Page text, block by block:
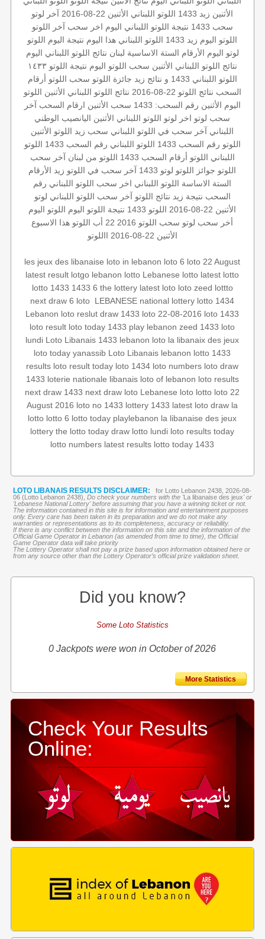
الأثنين زيد 1433 اللوتو اللبناني الأثنين 22-08-2016
آخر لوتو
سحب 1433
نتيجة اللوتو اللبناني اليوم اخر سحب آخر اللوتو
اللوتو اليوم زيد 1433
اللوتو اللبناني هذا اليوم نتيجة اليوم اللوتو
لوتو اليوم الأرقام الستة الاساسية لبنان نتائج اللوتو اللبناني اليوم
نتائج اللوتو اللبناني الأثنين سحب اللوتو اليوم نتيجة اللوتو ١٤٣٣
اللوتو اللبناني 1433 و نتائج زيد
جائزة اللوتو سحب اللوتو أرقام
السحب نتائج اللوتو 22-08-2016 نتائج اللوتو اللبناني الأثنين اللوتو
اليوم الأثنين رقم السحب: 1433 سحب الأثنين ارقام السحب آخر
سحب لوتو اخر لوتو اللوتو اللبناني الأثنين اليانصيب الوطني
اللبناني آخر سحب في اللوتو اللبناني سحب زيد اللوتو الأثنين
اللوتو رقم السحب 1433
اللوتو اللبناني رقم السحب 1433
اللوتو
اللبناني اللوتو أرقام السحب 1433 اللوتو من لبنان آخر سحب
اللوتو جوائز اللوتو لوتو 1433 آخر سحب في اللوتو زيد الأرقام
الستة الاساسة اللوتو اللبناني اخر سحب اللوتو اللبناني رقم
السحب نتيجة زيد نتائج اللوتو آخر سحب اللوتو اللبناني لوتو
الأثنين 22-08-2016
اللوتو 1433 نتيجة اللوتو اليوم اللوتو اليوم
أخر سحب لوتو سحب اللوتو 2016 22 أب
اللوتو هذا الاسبوع
الأثنين 22-08-2016
االلوتو
les jeux des libanaise loto in lebanon loto 6 loto 22 August
latest result lotgo lebanon lotto Lebanese lotto latest lotto
lotto 1433 1433 6 the lottery latest loto loto zeed lottto
next draw 6 loto LEBANESE national lottery lotto 1434
Lebanon loto reslut draw 1433 loto 22-08-2016 loto 1433
loto result loto today 1433 play lebanon zeed 1433 loto
lundi Loto Libanais 1433 lebanon loto la libanaix des jeux
loto today yanassib Loto Libanais lebanon lotto 1433
results loto result today loto 1434 loto numbers loto draw
1433 loterie nationale libanais loto of lebanon loto results
next draw 1433 next draw loto Lebanese loto lotto loto 22
August 2016 loto no 1433 lottery 1433 latest loto draw la
lotto lotto 6 lotto today playlebanon la libanaise des jeux
lottery the lotto today draw lotto lundi loto results today
lotto numbers latest results lotto today 1433
LOTO LIBANAIS RESULTS DISCLAIMER:
for Lotto Lebanon 2438, 2026-08-
06 (Lotto Lebanon 2438), Do check your numbers with the 'La libanaise des jeux' or
'Lebanese National Lottery' before assuming that you have a winning ticket or not.
The information contained in this site is for information and entertainment purposes
only. Every care has been taken in its preparation and we do not make any
warranties or representations as to its completeness, accuracy or reliability.
If there is any conflict between the information on this site and the information of the
Official Game Operator in Lebanon (as amended from time to time), the Official
Game Operator data will take priority
The Lottery Operator shall not pay a prize based upon information obtained here or
from any source other than the Lottery Operator’s official prize validation sheet.
Did you know?
Some Loto Statistics
0 Jackpots were won in October of 2026
More Statistics
Check Your Results
Online: